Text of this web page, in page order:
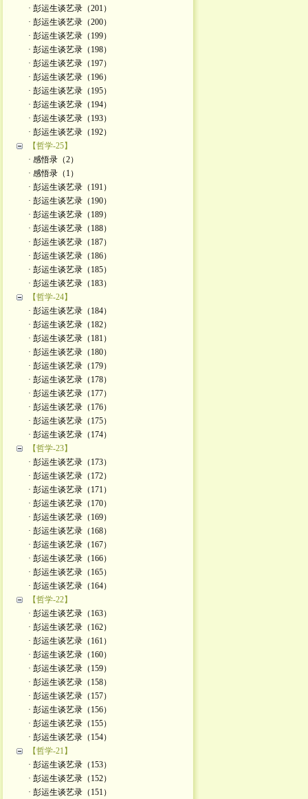
· 彭运生谈艺录（201）
· 彭运生谈艺录（200）
· 彭运生谈艺录（199）
· 彭运生谈艺录（198）
· 彭运生谈艺录（197）
· 彭运生谈艺录（196）
· 彭运生谈艺录（195）
· 彭运生谈艺录（194）
· 彭运生谈艺录（193）
· 彭运生谈艺录（192）
【哲学-25】
· 感悟录（2）
· 感悟录（1）
· 彭运生谈艺录（191）
· 彭运生谈艺录（190）
· 彭运生谈艺录（189）
· 彭运生谈艺录（188）
· 彭运生谈艺录（187）
· 彭运生谈艺录（186）
· 彭运生谈艺录（185）
· 彭运生谈艺录（183）
【哲学-24】
· 彭运生谈艺录（184）
· 彭运生谈艺录（182）
· 彭运生谈艺录（181）
· 彭运生谈艺录（180）
· 彭运生谈艺录（179）
· 彭运生谈艺录（178）
· 彭运生谈艺录（177）
· 彭运生谈艺录（176）
· 彭运生谈艺录（175）
· 彭运生谈艺录（174）
【哲学-23】
· 彭运生谈艺录（173）
· 彭运生谈艺录（172）
· 彭运生谈艺录（171）
· 彭运生谈艺录（170）
· 彭运生谈艺录（169）
· 彭运生谈艺录（168）
· 彭运生谈艺录（167）
· 彭运生谈艺录（166）
· 彭运生谈艺录（165）
· 彭运生谈艺录（164）
【哲学-22】
· 彭运生谈艺录（163）
· 彭运生谈艺录（162）
· 彭运生谈艺录（161）
· 彭运生谈艺录（160）
· 彭运生谈艺录（159）
· 彭运生谈艺录（158）
· 彭运生谈艺录（157）
· 彭运生谈艺录（156）
· 彭运生谈艺录（155）
· 彭运生谈艺录（154）
【哲学-21】
· 彭运生谈艺录（153）
· 彭运生谈艺录（152）
· 彭运生谈艺录（151）